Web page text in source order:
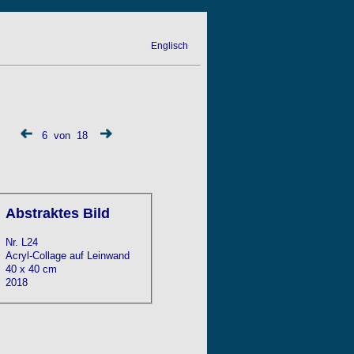
Englisch
6 von 18
Abstraktes Bild
Nr. L24
Acryl-Collage auf Leinwand
40 x 40 cm
2018